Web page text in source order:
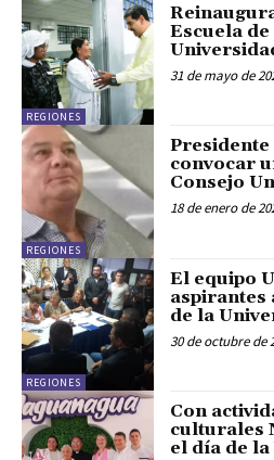
REGIONES
Escuela
31 de mayo de
REGIONES
Presidente
convocar
Consejo
18 de enero de
REGIONES
El equipo
aspirantes
de la
30 de octubre de
Con
culturales
el día de